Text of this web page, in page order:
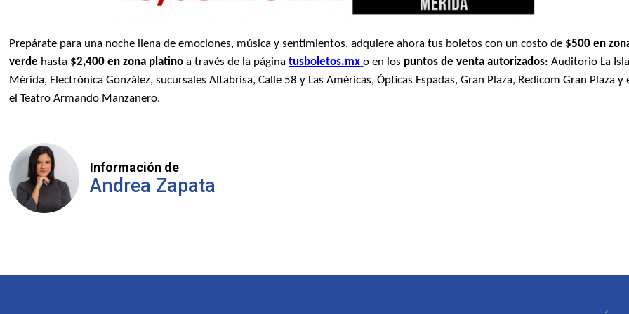
Prepárate para una noche llena de emociones, música y sentimientos, adquiere ahora tus boletos con un costo de $500 en
verde hasta $2,400 en zona platino a través de la páginatusboletos.mx o en los puntos de venta autorizados: Auditorio La Isla
Mérida, Electrónica González, sucursales Altabrisa, Calle 58 y Las Américas, Ópticas Espadas, Gran Plaza, Redicom Gran Plaza y
el Teatro Armando Manzanero.
Información de
Andrea Zapata